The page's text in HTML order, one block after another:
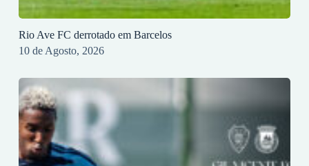
Rio Ave FC derrotado em Barcelos
10 de Agosto, 2026